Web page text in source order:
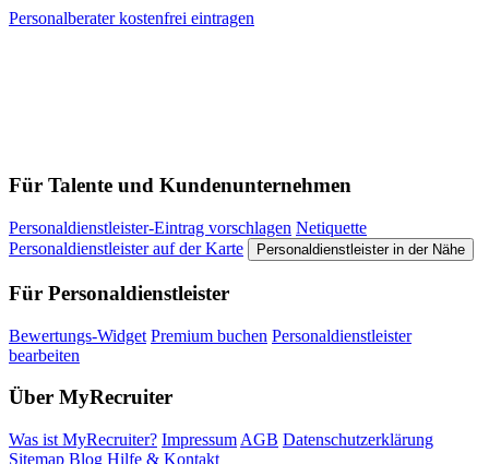
Personalberater kostenfrei eintragen
Für Talente und Kundenunternehmen
Personaldienstleister-Eintrag vorschlagen Netiquette
Personaldienstleister auf der Karte
Personaldienstleister in der Nähe
Für Personaldienstleister
Bewertungs-Widget Premium buchen Personaldienstleister
bearbeiten
Über MyRecruiter
Was ist MyRecruiter? Impressum AGB Datenschutzerklärung
Sitemap Blog Hilfe & Kontakt